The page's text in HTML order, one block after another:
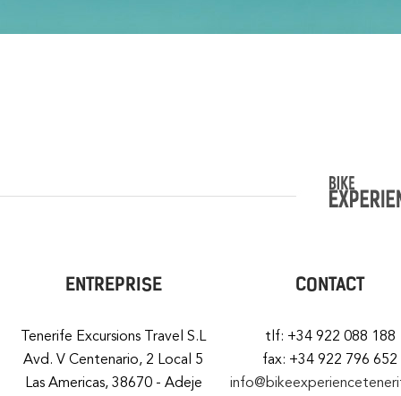
ENTREPRISE
Tenerife Excursions Travel S.L
Avd. V Centenario, 2 Local 5
Las Americas, 38670 - Adeje
CONTACT
tlf: +34 922 088 188
fax: +34 922 796 652